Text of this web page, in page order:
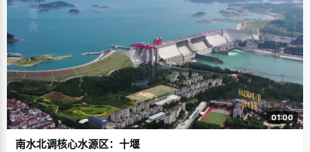
01:00
南水北调核心水源区：十堰